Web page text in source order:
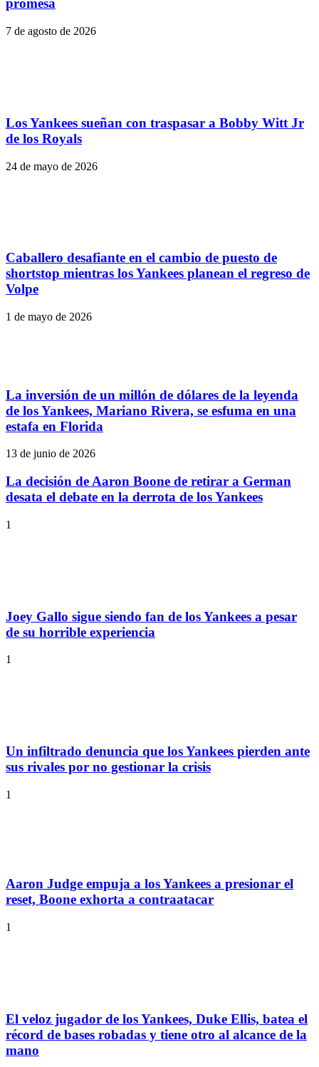
promesa
7 de agosto de 2026
Los Yankees sueñan con traspasar a Bobby Witt Jr
de los Royals
24 de mayo de 2026
Caballero desafiante en el cambio de puesto de
shortstop mientras los Yankees planean el regreso de
Volpe
1 de mayo de 2026
La inversión de un millón de dólares de la leyenda
de los Yankees, Mariano Rivera, se esfuma en una
estafa en Florida
13 de junio de 2026
La decisión de Aaron Boone de retirar a German
desata el debate en la derrota de los Yankees
1
Joey Gallo sigue siendo fan de los Yankees a pesar
de su horrible experiencia
1
Un infiltrado denuncia que los Yankees pierden ante
sus rivales por no gestionar la crisis
1
Aaron Judge empuja a los Yankees a presionar el
reset, Boone exhorta a contraatacar
1
El veloz jugador de los Yankees, Duke Ellis, batea el
récord de bases robadas y tiene otro al alcance de la
mano